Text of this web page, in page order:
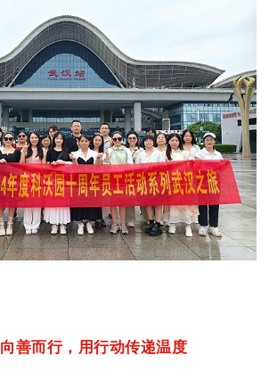
向善而行，用行动传递温度